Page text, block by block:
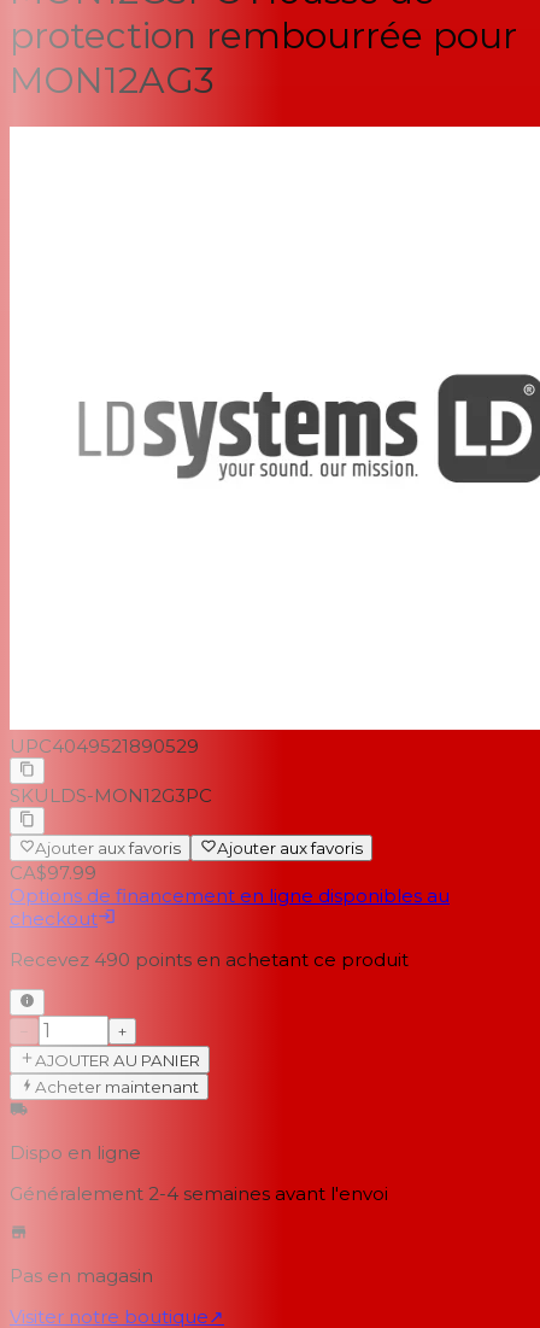
protection rembourrée pour
MON12AG3
UPC4049521890529
SKU LDS-MON12G3PC
Ajouter aux favoris Ajouter aux favoris
CA$97.99
Options de financement en ligne disponibles au
checkout
Recevez 490 points en achetant ce produit
+
AJOUTER AU PANIER
Acheter maintenant
Dispo en ligne
Généralement 2-4 semaines avant l'envoi
Pas en magasin
Visiter notre boutique↗